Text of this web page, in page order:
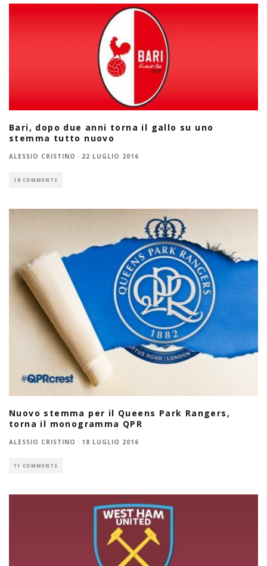
Bari, dopo due anni torna il gallo su uno
stemma tutto nuovo
ALESSIO CRISTINO · 22 LUGLIO 2016
18 COMMENTS
Nuovo stemma per il Queens Park Rangers,
torna il monogramma QPR
ALESSIO CRISTINO · 18 LUGLIO 2016
11 COMMENTS